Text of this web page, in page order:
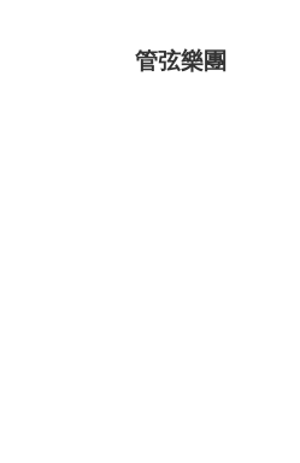
管弦樂團